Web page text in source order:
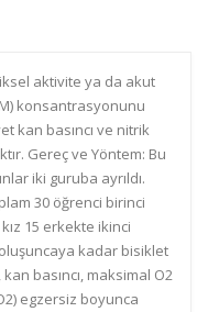
aktivite ya da akut
konsantrasyonunu
kan basıncı ve nitrik
Gereç ve Yöntem: Bu
iki guruba ayrıldı.
30 öğrenci birinci
15 erkekte ikinci
kadar bisiklet
basıncı, maksimal O2
egzersiz boyunca